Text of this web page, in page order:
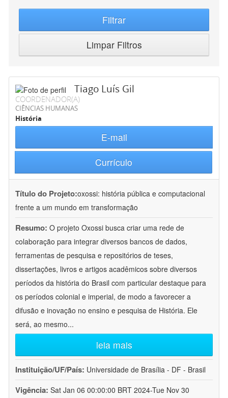
Filtrar
Limpar Filtros
Tiago Luís Gil
COORDENADOR(A)
CIÊNCIAS HUMANAS
História
E-mail
Currículo
Título do Projeto:oxossi: história pública e computacional
frente a um mundo em transformação
Resumo: O projeto Oxossi busca criar uma rede de
colaboração para integrar diversos bancos de dados,
ferramentas de pesquisa e repositórios de teses,
dissertações, livros e artigos acadêmicos sobre diversos
períodos da história do Brasil com particular destaque para
os períodos colonial e imperial, de modo a favorecer a
difusão e inovação no ensino e pesquisa de História. Ele
será, ao mesmo...
leia mais
Instituição/UF/País: Universidade de Brasília - DF - Brasil
Vigência: Sat Jan 06 00:00:00 BRT 2024-Tue Nov 30